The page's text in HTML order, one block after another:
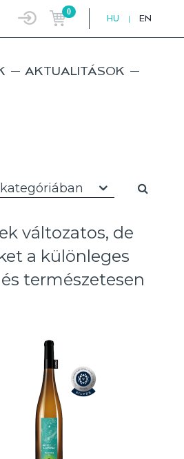
0
HU | EN
AKTUALITÁSOK
változatos, de
a különleges
természetesen